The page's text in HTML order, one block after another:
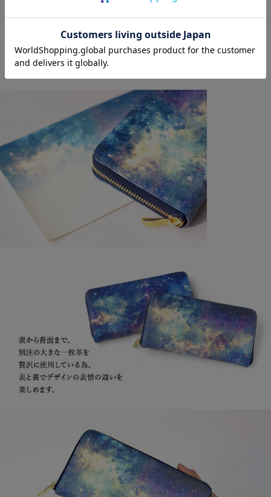
ラブラドライトの宝石のよう。
抽象的でファンタジックな宇宙の輝きに、思わず時を忘れてしま
いそう。